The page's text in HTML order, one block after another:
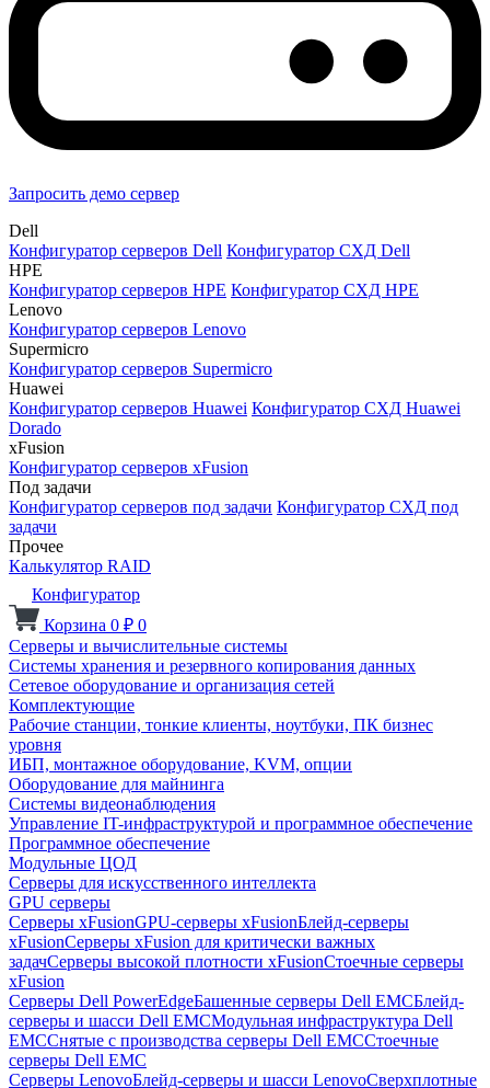
Запросить демо сервер
Dell
Конфигуратор серверов Dell Конфигуратор СХД Dell
HPE
Конфигуратор серверов HPE Конфигуратор СХД HPE
Lenovo
Конфигуратор серверов Lenovo
Supermicro
Конфигуратор серверов Supermicro
Huawei
Конфигуратор серверов Huawei Конфигуратор СХД Huawei
Dorado
xFusion
Конфигуратор серверов xFusion
Под задачи
Конфигуратор серверов под задачи Конфигуратор СХД под
задачи
Прочее
Калькулятор RAID
Конфигуратор
Корзина 0 ₽ 0
Серверы и вычислительные системы
Системы хранения и резервного копирования данных
Сетевое оборудование и организация сетей
Комплектующие
Рабочие станции, тонкие клиенты, ноутбуки, ПК бизнес
уровня
ИБП, монтажное оборудование, KVM, опции
Оборудование для майнинга
Системы видеонаблюдения
Управление IT-инфраструктурой и программное обеспечение
Программное обеспечение
Модульные ЦОД
Серверы для искусственного интеллекта
GPU серверы
Серверы xFusionGPU-серверы xFusionБлейд-серверы
xFusionСерверы xFusion для критически важных
задачСерверы высокой плотности xFusionСтоечные серверы
xFusion
Серверы Dell PowerEdgeБашенные серверы Dell EMCБлейд-
серверы и шасси Dell EMCМодульная инфраструктура Dell
EMCСнятые с производства серверы Dell EMCСтоечные
серверы Dell EMC
Серверы LenovoБлейд-серверы и шасси LenovoСверхплотные